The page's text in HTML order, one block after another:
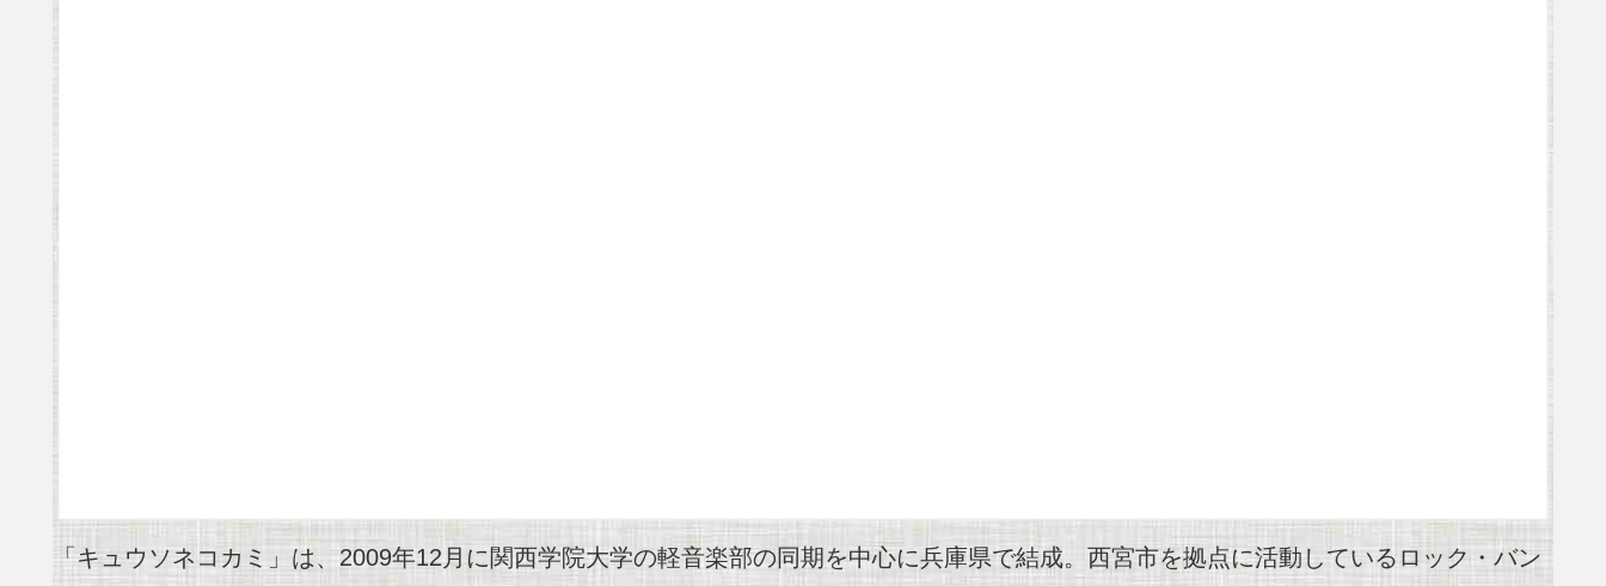
「キュウソネコカミ」は、2009年12月に関西学院大学の軽音楽部の同期を中心に兵庫県で結成。西宮市を拠点に活動しているロック・バン